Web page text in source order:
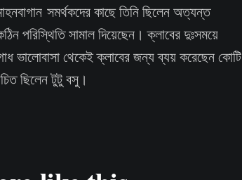
সমর্থকদের কাছে তিনি ছিলেন অত্যন্ত
পরিস্থিতি সামাল দিয়েছেন। ক্লাবের দুঃসময়ে
ভালোবাসা থেকেই ক্লাবের জন্য ব্যয় করেছেন কোটি
ছিলেন টুটু বসু।